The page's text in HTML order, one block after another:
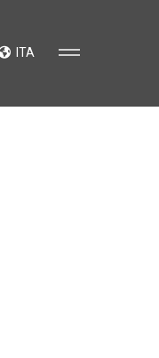
ITA